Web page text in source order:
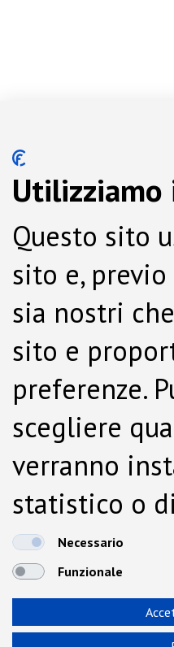
Utilizziamo
Questo sito
sito e,
sia nostri
sito e
preferenze.
scegliere
verranno
statistico o
dalla Cookie
Necessario
Funzionale